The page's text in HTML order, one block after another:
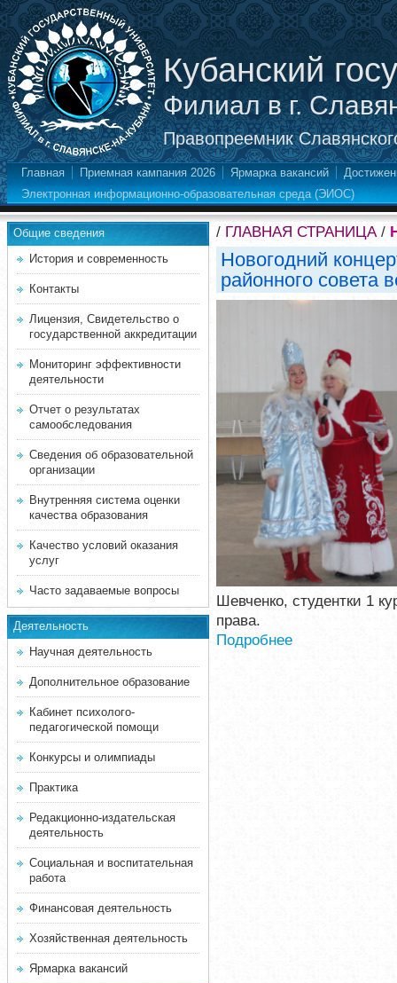
Кубанский
Филиал в г.
Правопреемник
Главная Приемная кампания 2026 Ярмарка вакансий
Электронная информационно-образовательная среда (ЭИОС)
Общие сведения
История и современность
Контакты
Лицензия, Свидетельство о
государственной аккредитации
Мониторинг эффективности
деятельности
Отчет о результатах
самообследования
Сведения об образовательной
организации
Внутренняя система оценки
качества образования
Качество условий оказания
услуг
Часто задаваемые вопросы
Деятельность
Научная деятельность
Дополнительное образование
Кабинет психолого-
педагогической помощи
Конкурсы и олимпиады
Практика
Редакционно-издательская
деятельность
Социальная и воспитательная
работа
Финансовая деятельность
Хозяйственная деятельность
Ярмарка вакансий
/ ГЛАВНАЯ СТРАНИЦА/
Новогодний
районного совета
Шевченко, студентки 1
права.
Подробнее